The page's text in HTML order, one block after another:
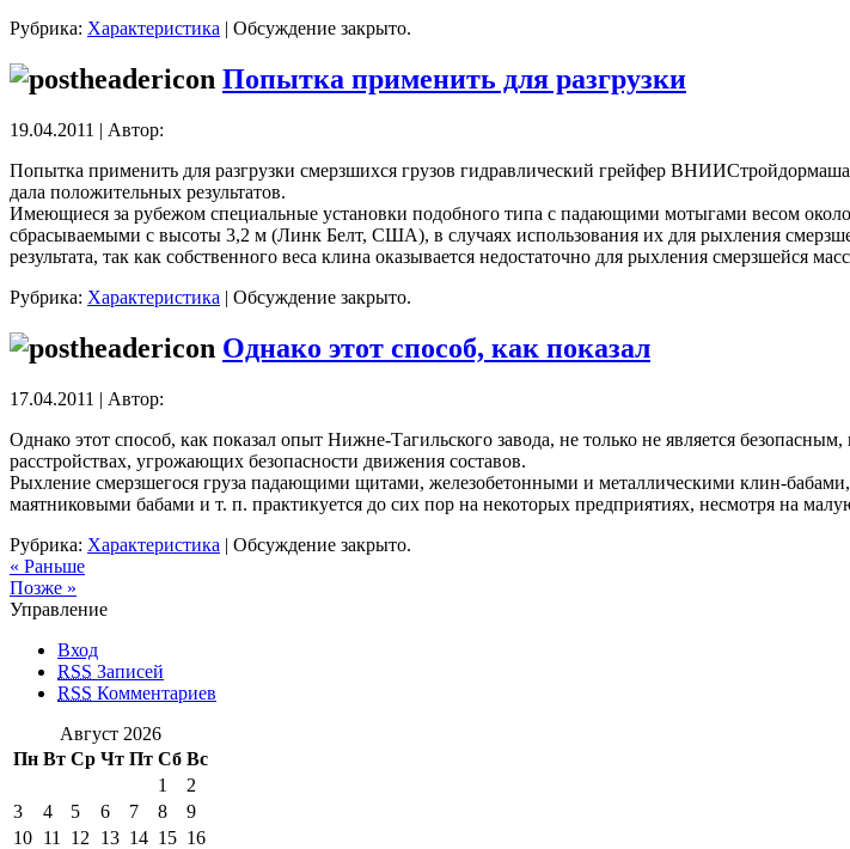
Рубрика: Характеристика | Обсуждение закрыто.
Попытка применить для разгрузки
19.04.2011 | Автор:
Попытка применить для разгрузки смерзшихся грузов гидравлический грейфер
дала положительных результатов.
Имеющиеся за рубежом специальные установки подобного типа с падающими мотыгами весом
сбрасываемыми с высоты 3,2 м (Линк Белт, США), в случаях использования их для рыхления
результата, так как собственного веса клина оказывается недостаточно для рыхления смерзшейся
Рубрика: Характеристика | Обсуждение закрыто.
Однако этот способ, как показал
17.04.2011 | Автор:
Однако этот способ, как показал опыт Нижне-Тагильского завода, не только не является
расстройствах, угрожающих безопасности движения составов.
Рыхление смерзшегося груза падающими щитами, железобетонными и металлическими клин-
маятниковыми бабами и т. п. практикуется до сих пор на некоторых предприятиях, несмотря на
Рубрика: Характеристика | Обсуждение закрыто.
« Раньше
Позже »
Управление
Вход
RSS Записей
RSS Комментариев
Август 2026
Пн Вт Ср Чт Пт Сб Вс
1
2
3
4 5 6 7 8
9
10 11 12 13 14 15 16